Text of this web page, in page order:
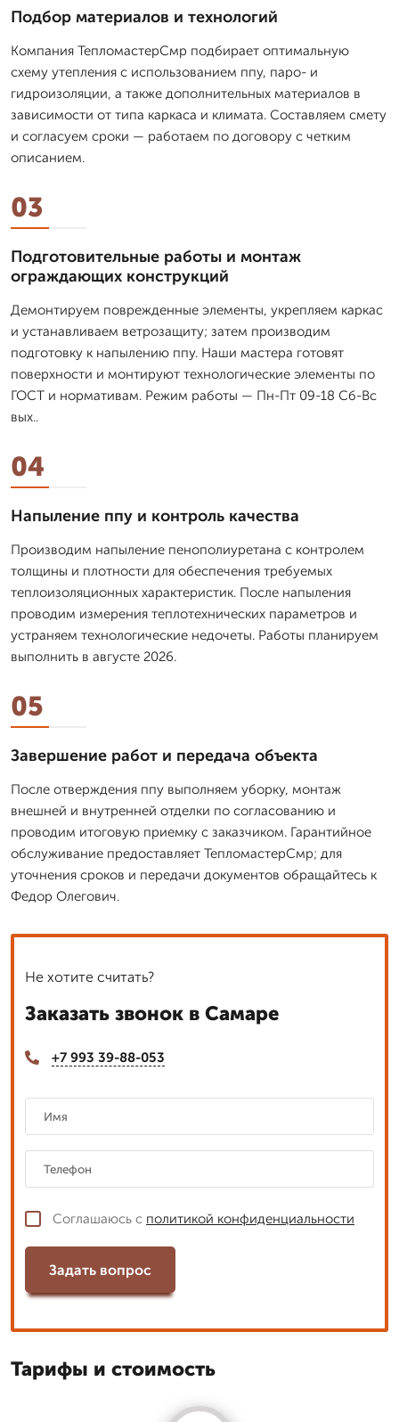
Подбор материалов и технологий
Компания ТепломастерСмр подбирает оптимальную
схему утепления с использованием ппу, паро- и
гидроизоляции, а также дополнительных материалов в
зависимости от типа каркаса и климата. Составляем смету
и согласуем сроки — работаем по договору с четким
описанием.
03
Подготовительные работы и монтаж
ограждающих конструкций
Демонтируем поврежденные элементы, укрепляем каркас
и устанавливаем ветрозащиту; затем производим
подготовку к напылению ппу. Наши мастера готовят
поверхности и монтируют технологические элементы по
ГОСТ и нормативам. Режим работы — Пн-Пт 09-18 Сб-Вс
вых..
04
Напыление ппу и контроль качества
Производим напыление пенополиуретана с контролем
толщины и плотности для обеспечения требуемых
теплоизоляционных характеристик. После напыления
проводим измерения теплотехнических параметров и
устраняем технологические недочеты. Работы планируем
выполнить в августе 2026.
05
Завершение работ и передача объекта
После отверждения ппу выполняем уборку, монтаж
внешней и внутренней отделки по согласованию и
проводим итоговую приемку с заказчиком. Гарантийное
обслуживание предоставляет ТепломастерСмр; для
уточнения сроков и передачи документов обращайтесь к
Федор Олегович.
Не хотите считать?
Заказать звонок в Самаре
+7 993 39-88-053
Соглашаюсь с политикой конфиденциальности
Задать вопрос
Тарифы и стоимость